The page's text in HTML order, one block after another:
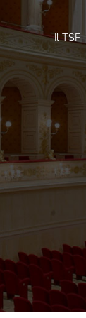
Il TSF